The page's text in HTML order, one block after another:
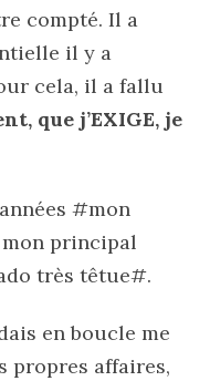
compté. Il a
il y a
cela, il a fallu
que j’EXIGE, je
#mon
principal
très têtue#.
en boucle me
propres affaires,